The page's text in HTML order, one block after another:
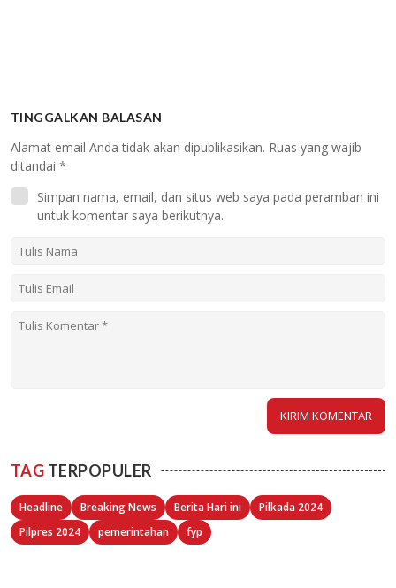
TINGGALKAN BALASAN
Alamat email Anda tidak akan dipublikasikan. Ruas yang wajib
ditandai *
Simpan nama, email, dan situs web saya pada peramban ini
untuk komentar saya berikutnya.
TAG TERPOPULER
Headline Breaking News Berita Hari ini
Pilkada 2024
Pilpres 2024
pemerintahan fyp